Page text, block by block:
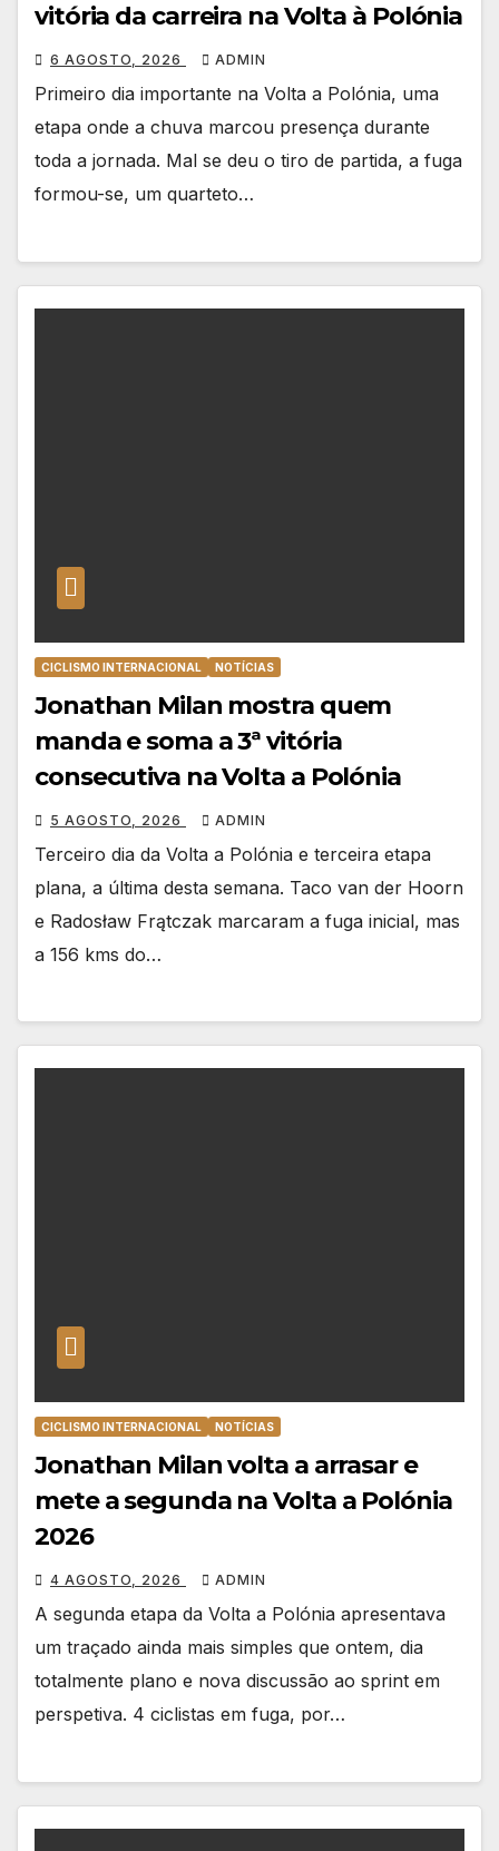
vitória da carreira na Volta à Polónia
6 AGOSTO, 2026 ADMIN
Primeiro dia importante na Volta a Polónia, uma
etapa onde a chuva marcou presença durante
toda a jornada. Mal se deu o tiro de partida, a fuga
formou-se, um quarteto…
CICLISMO INTERNACIONAL NOTÍCIAS
Jonathan Milan mostra quem
manda e soma a 3ª vitória
consecutiva na Volta a Polónia
5 AGOSTO, 2026 ADMIN
Terceiro dia da Volta a Polónia e terceira etapa
plana, a última desta semana. Taco van der Hoorn
e Radosław Frątczak marcaram a fuga inicial, mas
a 156 kms do…
CICLISMO INTERNACIONAL NOTÍCIAS
Jonathan Milan volta a arrasar e
mete a segunda na Volta a Polónia
2026
4 AGOSTO, 2026 ADMIN
A segunda etapa da Volta a Polónia apresentava
um traçado ainda mais simples que ontem, dia
totalmente plano e nova discussão ao sprint em
perspetiva. 4 ciclistas em fuga, por…